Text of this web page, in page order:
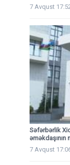
7 Avqust
Səfərbərlik
əməkdaşının
7 Avqust